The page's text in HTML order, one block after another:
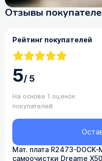
Отзывы
Рейтинг покупателей
5/5
На основе 1 оценок
покупателей
Мат. плата R2473-DOCK-
самоочистки Dreame